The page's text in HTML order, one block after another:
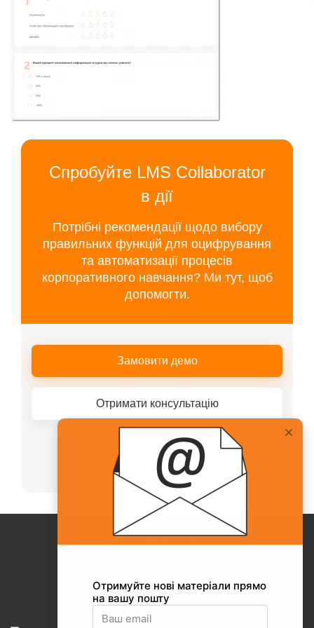
Спробуйте LMS Collaborator
в дії
Потрібні рекомендації щодо вибору
правильних функцій для оцифрування
та автоматизації процесів
корпоративного навчання? Ми тут, щоб
допомогти.
Замовити демо
Отримати консультацію
Або телефонуйте нашому менеджеру
+38(067)217-0440
Про Collaborator